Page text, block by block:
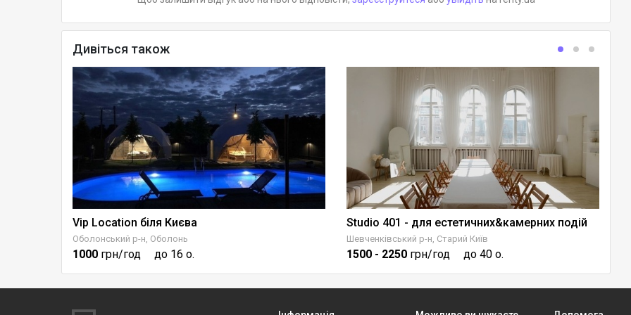
Дивіться також
Vip Location біля Києва
Оболонський р-н, Оболонь
1000 грн/год до 16 о.
Studio 401 - для естетичних&камерних подій
Шевченківський р-н, Старий Київ
1500 - 2250 грн/год до 40 о.